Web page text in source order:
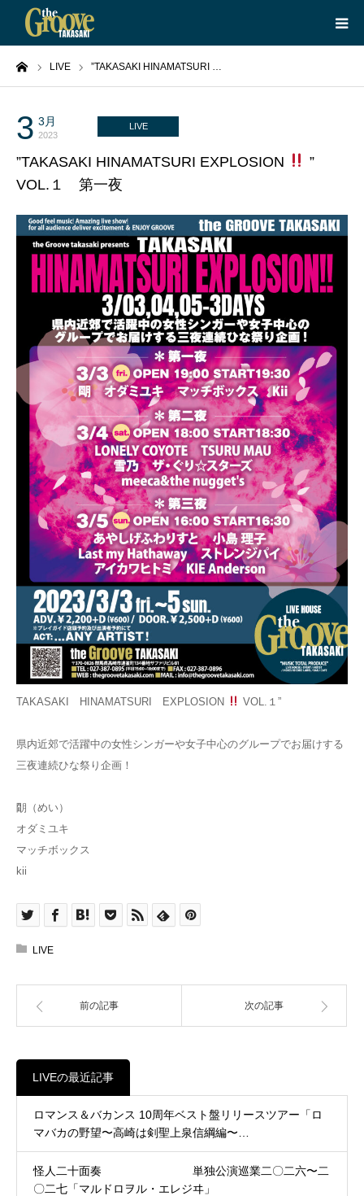
LIVE ”TAKASAKI HINAMATSURI …
3 3月
2023
LIVE
”TAKASAKI HINAMATSURI EXPLOSION
”
VOL.１ 第一夜
TAKASAKI HINAMATSURI EXPLOSION VOL.１”
県内近郊で活躍中の女性シンガーや女子中心のグループでお届けする
三夜連続ひな祭り企画！
朙（めい）
オダミユキ
マッチボックス
kii
LIVE
前の記事 次の記事
LIVEの最近記事
ロマンス＆バカンス 10周年ベスト盤リリースツアー「ロ
マバカの野望〜高崎は剣聖上泉信綱編〜…
怪人二十面奏 単独公演巡業二〇二六〜二
〇二七「マルドロヲル・エレジヰ」
HOME
LIVE
EQUIPMENT
ABOUT